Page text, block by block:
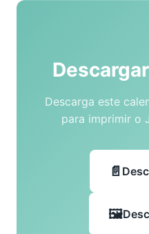
Descarga este
para imprimir o